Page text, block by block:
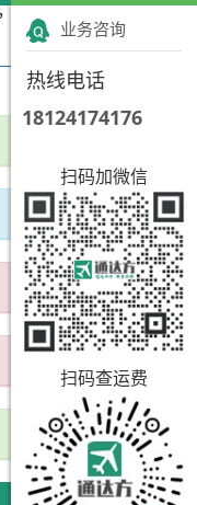
不断创新和完善我
业务咨询
热线电话
18124174176
扫码加微信
扫码查运费